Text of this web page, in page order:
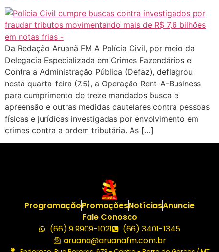
Da Redação Aruanã FM A Polícia Civil, por meio da
Delegacia Especializada em Crimes Fazendários e
Contra a Administração Pública (Defaz), deflagrou
nesta quarta-feira (7.5), a Operação Rent-A-Business
para cumprimento de treze mandados busca e
apreensão e outras medidas cautelares contra pessoas
físicas e jurídicas investigadas por envolvimento em
crimes contra a ordem tributária. As […]
ProgramaçãoPromoçõesNotíciasAnuncie
Fale Conosco
(66) 9 9909-1021
(66) 3401-1345
aruana@aruanafm.com.br